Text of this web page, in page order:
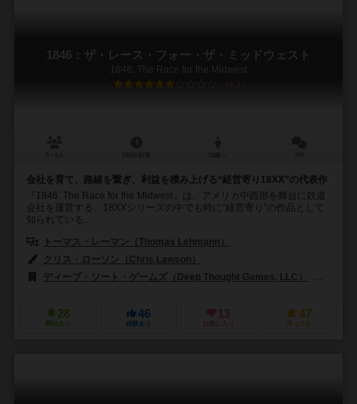
1846：ザ・レース・フォー・ザ・ミッドウェスト
1846: The Race for the Midwest
6.3
会社を育て、路線を繋ぎ、利益を積み上げる“経営寄り18XX”の代表作
『1846: The Race for the Midwest』は、アメリカ中西部を舞台に鉄道
会社を運営する、18XXシリーズの中でも特に“経営寄り”の作品として
知られている...
トーマス・レーマン（Thomas Lehmann）
クリス・ローソン（Chris Lawson）
ディープ・ソート・ゲームズ（Deep Thought Games, LLC）
28
興味あり
46
経験あり
13
お気に入り
47
持ってる